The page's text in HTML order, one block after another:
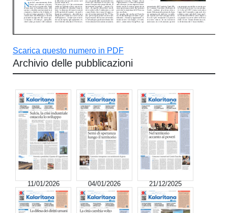
Scarica questo numero in PDF
Archivio delle pubblicazioni
11/01/2026 04/01/2026 21/12/2025